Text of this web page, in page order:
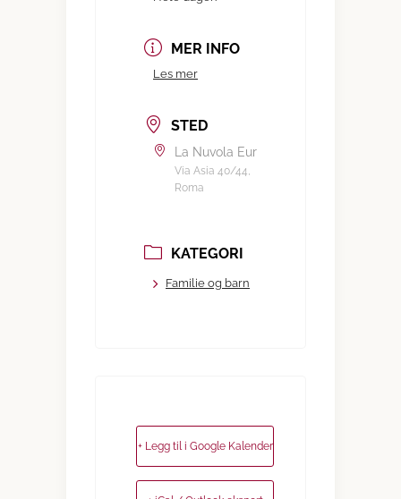
MER INFO
Les mer
STED
La Nuvola Eur
Via Asia 40/44,
Roma
KATEGORI
Familie og barn
+ Legg til i Google Kalender